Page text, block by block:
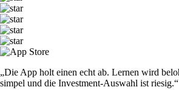
„Die App holt einen echt ab. Lernen wird
simpel und die Investment-Auswahl ist riesig.“